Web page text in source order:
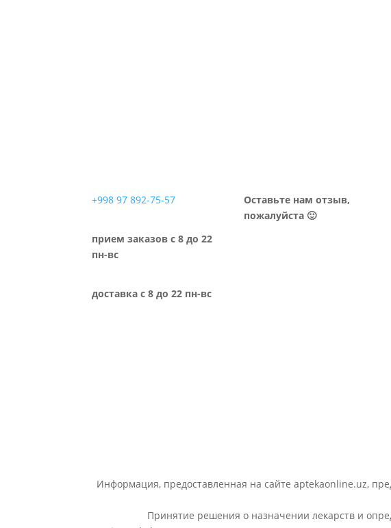
+998 97 892-75-57
прием заказов с 8 до 22
пн-вс
доставка с 8 до 22 пн-вс
Оставьте нам отзыв,
пожалуйста 🙂
Информация, предоставленная на сайте aptekaonline.uz,
Принятие решения о назначении лекарств и